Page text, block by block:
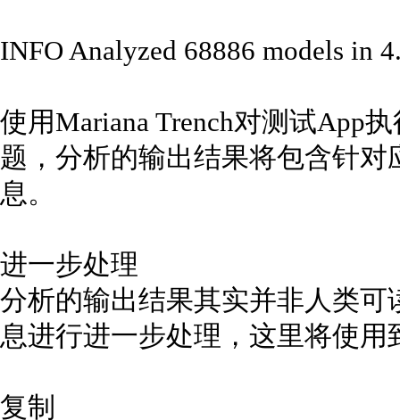
INFO Analyzed 68886 models in
使用Mariana Trench对测试App
题，分析的输出结果将包含针
息。
进一步处理
分析的输出结果其实并非人类
息进行进一步处理，这里将使用
复制